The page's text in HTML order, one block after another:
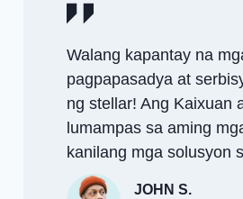
Walang kapantay na
pagpapasadya at
ng stellar! Ang Kaixuan
lumampas sa aming
kanilang mga solusyon
JOHN S.